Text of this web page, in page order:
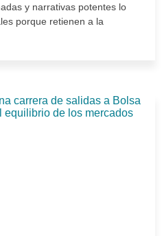
y narrativas potentes lo
porque retienen a la